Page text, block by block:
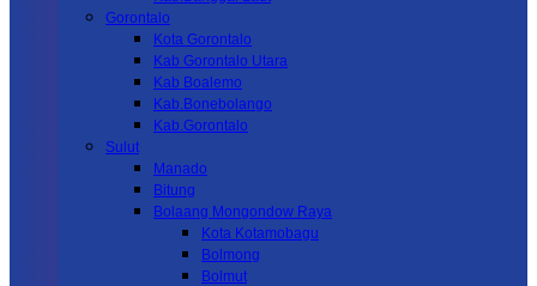
Gorontalo
Kota Gorontalo
Kab Gorontalo Utara
Kab Boalemo
Kab.Bonebolango
Kab.Gorontalo
Sulut
Manado
Bitung
Bolaang Mongondow Raya
Kota Kotamobagu
Bolmong
Bolmut